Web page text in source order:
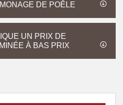
DE POÊLE
UN PRIX DE
À BAS PRIX